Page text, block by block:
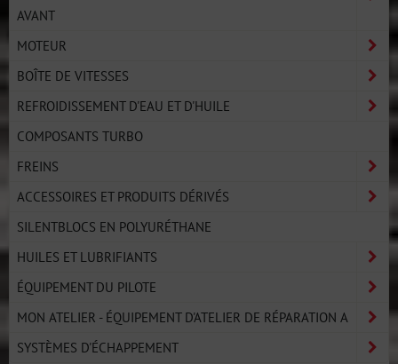
AVANT
MOTEUR
BOÎTE DE VITESSES
REFROIDISSEMENT D'EAU ET D'HUILE
COMPOSANTS TURBO
FREINS
ACCESSOIRES ET PRODUITS DÉRIVÉS
SILENTBLOCS EN POLYURÉTHANE
HUILES ET LUBRIFIANTS
ÉQUIPEMENT DU PILOTE
MON ATELIER - ÉQUIPEMENT D'ATELIER DE RÉPARATION A
SYSTÈMES D'ÉCHAPPEMENT